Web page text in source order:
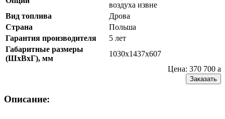
воздуха извне
Вид топлива
Дрова
Страна
Польша
Гарантия производителя
5 лет
Габаритные размеры
(ШхВхГ), мм
1030х1437х607
Цена: 370 700 a
Заказать
Описание: